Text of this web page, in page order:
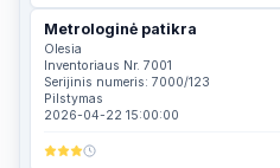
Metrologinė patikra
Olesia
Inventoriaus Nr. 7001
Serijinis numeris: 7000/123
Pilstymas
2026-04-22 15:00:00